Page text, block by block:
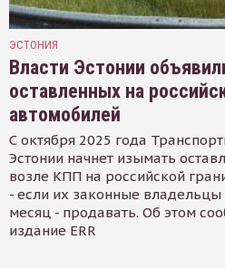
ЭСТОНИЯ
Власти Эстонии
оставленных на
автомобилей
С октября 2025 года
Эстонии начнет изымать
возле КПП на российской
- если их законные владельцы
месяц - продавать. Об этом
издание ERR